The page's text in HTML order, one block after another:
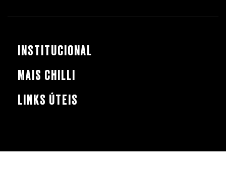
INSTITUCIONAL
MAIS CHILLI
LINKS ÚTEIS